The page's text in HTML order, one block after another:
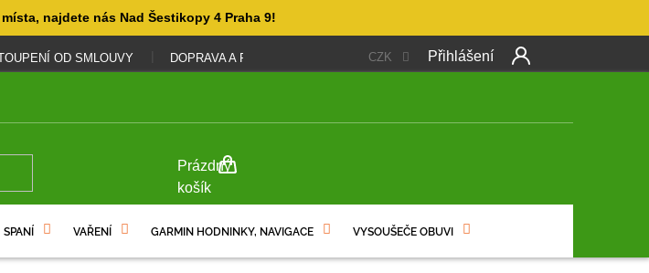
najdete nás Nad Šestikopy 4 Praha 9!
OD SMLOUVY DOPRAVA A PLATBA OBCHODNÍ PODMÍNKY PODMÍNKY OCHRANY
CZK Přihlášení
NÁKUPNÍ
KOŠÍK
Prázdný
košík
SPANÍ VAŘENÍ GARMIN HODNINKY, NAVIGACE VYSOUŠEČE OBUVI